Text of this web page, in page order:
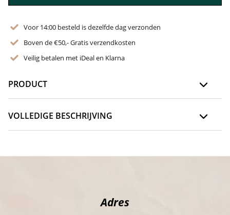
Voor 14:00 besteld is dezelfde dag verzonden
Boven de €50,- Gratis verzendkosten
Veilig betalen met iDeal en Klarna
PRODUCT
VOLLEDIGE BESCHRIJVING
Adres